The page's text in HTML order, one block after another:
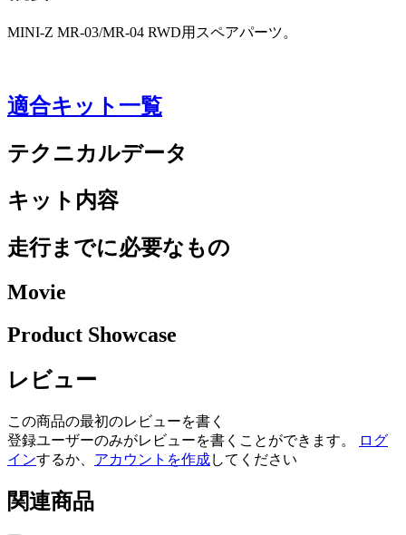
MINI-Z MR-03/MR-04 RWD用スペアパーツ。
適合キット一覧
テクニカルデータ
キット内容
走行までに必要なもの
Movie
Product Showcase
レビュー
この商品の最初のレビューを書く
登録ユーザーのみがレビューを書くことができます。
ログ
インするか、 アカウントを作成してください
関連商品